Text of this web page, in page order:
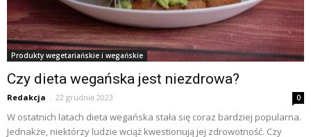
Produkty wegetariańskie i wegańskie
Czy dieta wegańska jest niezdrowa?
Redakcja - 22 grudnia 2023 0
W ostatnich latach dieta wegańska stała się coraz bardziej popularna.
Jednakże, niektórzy ludzie wciąż kwestionują jej zdrowotność. Czy